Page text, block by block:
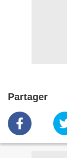
Partager